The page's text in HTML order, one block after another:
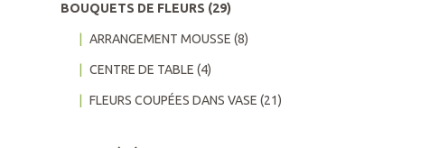
BOUQUETS DE FLEURS (29)
ARRANGEMENT MOUSSE (8)
CENTRE DE TABLE (4)
FLEURS COUPÉES DANS VASE (21)